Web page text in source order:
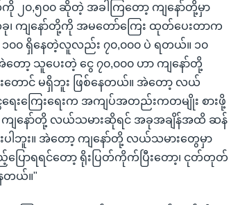
၀,၅၀၀ ဆိုတဲ့ အခါကြတော့ ကျနော်တို့မှာ
ခု၊ ကျနော်တို့ကို အမတော်ကြေး ထုတ်ပေးတာက
၀၀ ရှိနေတဲ့လူလည်း ၇၀,၀၀၀ ပဲ ရတယ်။ ၁၀
ော့ သူပေးတဲ့ ငွေ ၇၀,၀၀၀ ဟာ ကျနော်တို့
တောင် မရှိဘူး ဖြစ်နေတယ်။ အဲတော့ လယ်
ေးကြေးရေးက အကျပ်အတည်းကတမျိုး စားဖို့
ျနော်တို့ လယ်သမားဆိုရင် အခုအချိန်အထိ ဆန်
ါဘူး။ အဲတော့ ကျနော်တို့ လယ်သမားတွေမှာ
ာရရင်တော့ ရိုးပြတ်ကိုက်ပြီးတော့၊ ငုတ်တုတ်
တယ်။"